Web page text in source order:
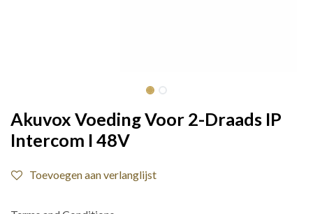
Akuvox Voeding Voor 2-Draads IP
Intercom I 48V
Toevoegen aan verlanglijst